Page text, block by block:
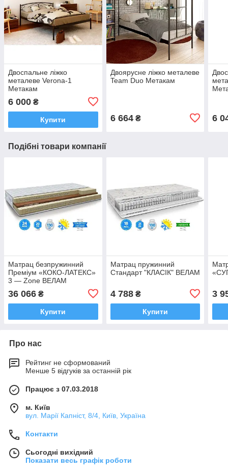
Двоспальне ліжко
металеве Verona-1
Метакам
6 000 ₴
Купити
Двоярусне ліжко металеве
Team Duo Метакам
6 664₴ 6
Подібні товари компанії
Матрац безпружинний
Преміум «КОКО-ЛАТЕКС»
3 — Zone ВЕЛАМ
36 066 ₴
Купити
Матрац пружинний
Стандарт "КЛАСІК" ВЕЛАМ
4 788₴
Купити
3
Про нас
Рейтинг не сформований
Менше 5 відгуків за останній рік
Працює з 07.03.2018
м. Київ
вул. Марії Капніст, 8/4, Київ, Україна
Контакти
Сьогодні вихідний
Показати весь графік роботи